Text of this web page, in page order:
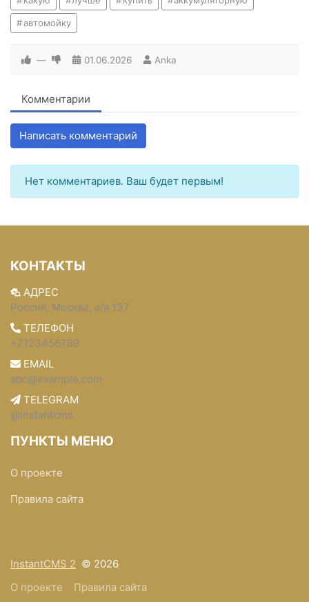
автомойку
— 01.06.2026 Anka
Комментарии
Написать комментарий
Нет комментариев. Ваш будет первым!
КОНТАКТЫ
АДРЕС
Россия, Москва, а/я 137
ТЕЛЕФОН
+7123456789
EMAIL
abc@example.com
TELEGRAM
@instantcms
ПУНКТЫ МЕНЮ
О проекте
Правила сайта
InstantCMS 2 © 2026
О проекте
Правила сайта